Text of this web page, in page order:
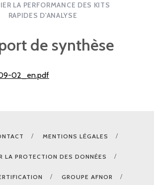
LA PERFORMANCE DES KITS
RAPIDES D'ANALYSE
de synthèse
02_en.pdf
MENTIONS LÉGALES
LA PROTECTION DES DONNÉES
GROUPE AFNOR